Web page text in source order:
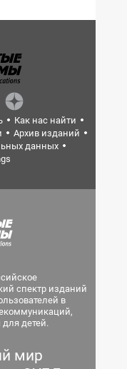
Как нас найти
Архив изданий
данных
спектр изданий
в
детей.
мир